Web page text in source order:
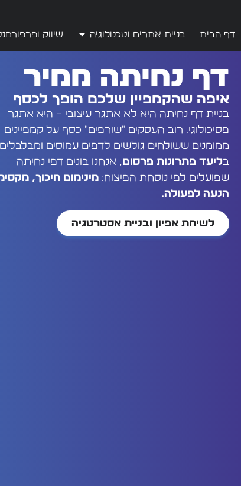
דף הבית בניית אתרים וטכנולוגיה שיווק
דף נחיתה ממיר
איפה שהקמפיין שלכם הופך לכסף
בניית דף נחיתה היא לא אתגר עיצובי – היא אתגר
פסיכולוגי. רוב העסקים "שורפים" כסף על קמפיינים
ממומנים ששולחים גולשים לדפים עמוסים
בליעד פתרונות פרסום, אנחנו בונים דפי נחיתה
שפועלים לפי נוסחת הפיצוח: מינימום חיכוך,
הנעה לפעולה.
לשיחת אפיון ובניית אסטרטגיה